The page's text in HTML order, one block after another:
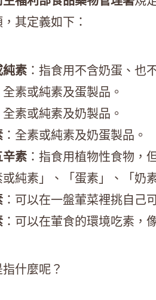
其定義如下：
純素 ：指食用不含奶蛋、也
全素或純素及蛋製品。
全素或純素及奶製品。
：全素或純素及奶蛋製品。
辛素 ：指食用植物性食物，
或純素」、「蛋素」、「奶
：可以在一盤葷菜裡挑自己
：可以在葷食的環境吃素，
什麼呢？